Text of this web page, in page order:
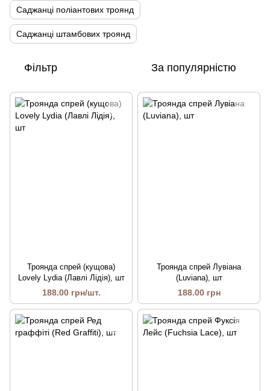
Саджанці поліантових троянд
Саджанці штамбових троянд
Фільтр За популярністю
Троянда спрей (кущова)
Lovely Lydia (Лавлі Лідія), шт
188.00 грн/шт.
Троянда спрей Лувіана
(Luviana), шт
188.00 грн